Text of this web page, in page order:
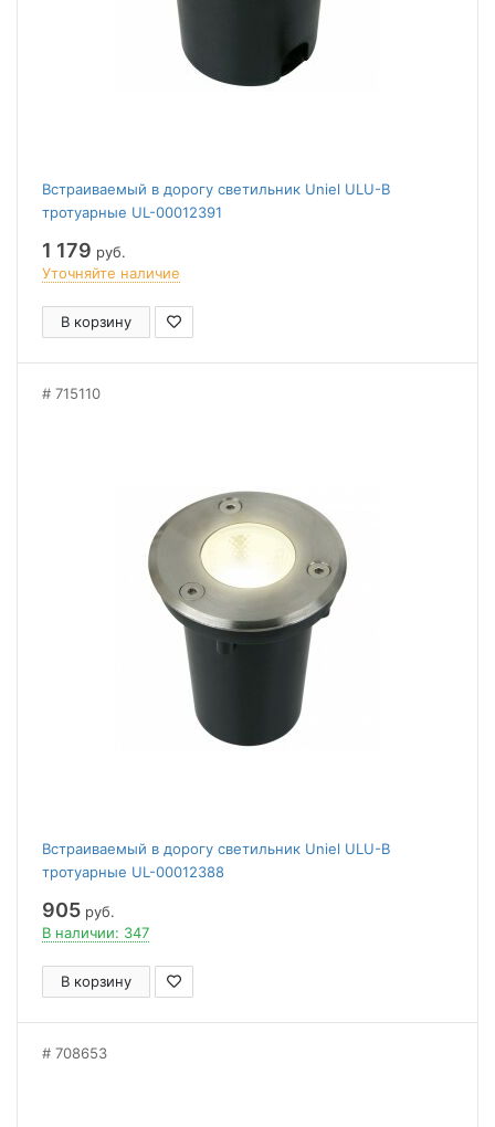
Встраиваемый в дорогу светильник Uniel ULU-B
тротуарные UL-00012391
1 179 руб.
Уточняйте наличие
В корзину
715110
Встраиваемый в дорогу светильник Uniel ULU-B
тротуарные UL-00012388
905 руб.
В наличии: 347
В корзину
708653